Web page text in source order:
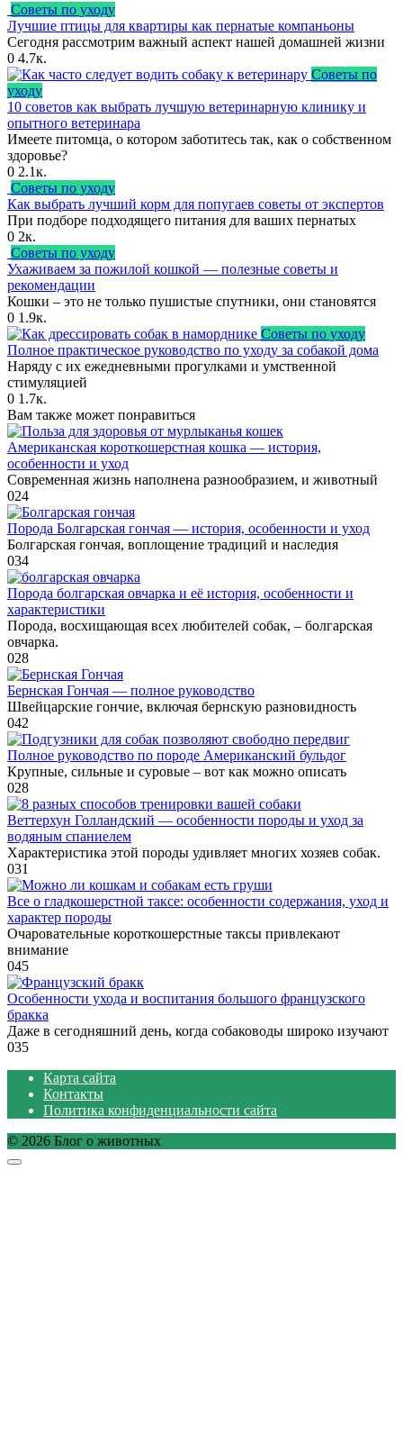
Советы по уходу
Лучшие птицы для квартиры как пернатые компаньоны
Сегодня рассмотрим важный аспект нашей домашней жизни
0 4.7к.
Советы по
уходу
10 советов как выбрать лучшую ветеринарную клинику и
опытного ветеринара
Имеете питомца, о котором заботитесь так, как о собственном
здоровье?
0 2.1к.
Советы по уходу
Как выбрать лучший корм для попугаев советы от экспертов
При подборе подходящего питания для ваших пернатых
0 2к.
Советы по уходу
Ухаживаем за пожилой кошкой — полезные советы и
рекомендации
Кошки – это не только пушистые спутники, они становятся
0 1.9к.
Советы по уходу
Полное практическое руководство по уходу за собакой дома
Наряду с их ежедневными прогулками и умственной
стимуляцией
0 1.7к.
Вам также может понравиться
Американская короткошерстная кошка — история,
особенности и уход
Современная жизнь наполнена разнообразием, и животный
024
Порода Болгарская гончая — история, особенности и уход
Болгарская гончая, воплощение традиций и наследия
034
Порода болгарская овчарка и её история, особенности и
характеристики
Порода, восхищающая всех любителей собак, – болгарская
овчарка.
028
Бернская Гончая — полное руководство
Швейцарские гончие, включая бернскую разновидность
042
Полное руководство по породе Американский бульдог
Крупные, сильные и суровые – вот как можно описать
028
Веттерхун Голландский — особенности породы и уход за
водяным спаниелем
Характеристика этой породы удивляет многих хозяев собак.
031
Все о гладкошерстной таксе: особенности содержания, уход и
характер породы
Очаровательные короткошерстные таксы привлекают
внимание
045
Особенности ухода и воспитания большого французского
бракка
Даже в сегодняшний день, когда собаководы широко изучают
035
Карта сайта
Контакты
Политика конфиденциальности сайта
© 2026 Блог о животных